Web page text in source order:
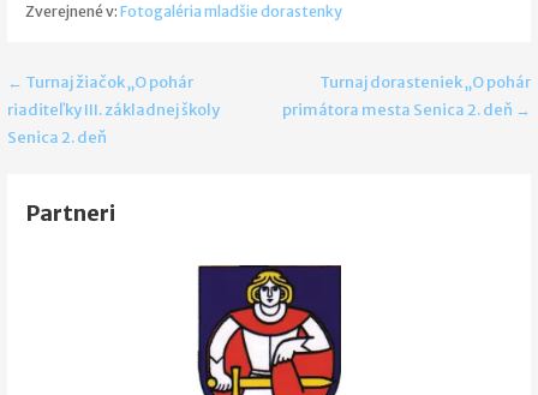
Zverejnené v: Fotogaléria mladšie dorastenky
Navigácia
v
← Turnaj žiačok „O pohár
riaditeľky III. základnej školy
Senica 2. deň
Turnaj dorasteniek „O pohár
primátora mesta Senica 2. deň →
Partneri